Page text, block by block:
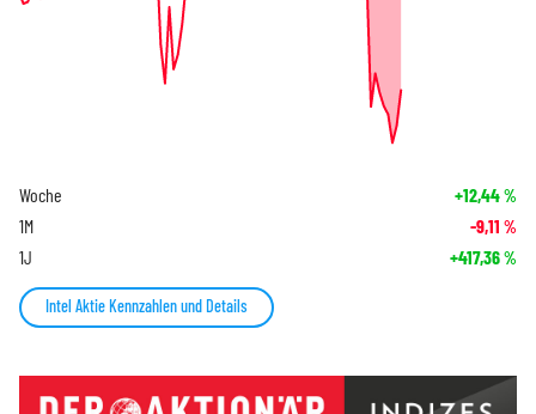
Woche +12,44%
1M -9,11 %
1J +417,36%
Intel Aktie Kennzahlen und Details